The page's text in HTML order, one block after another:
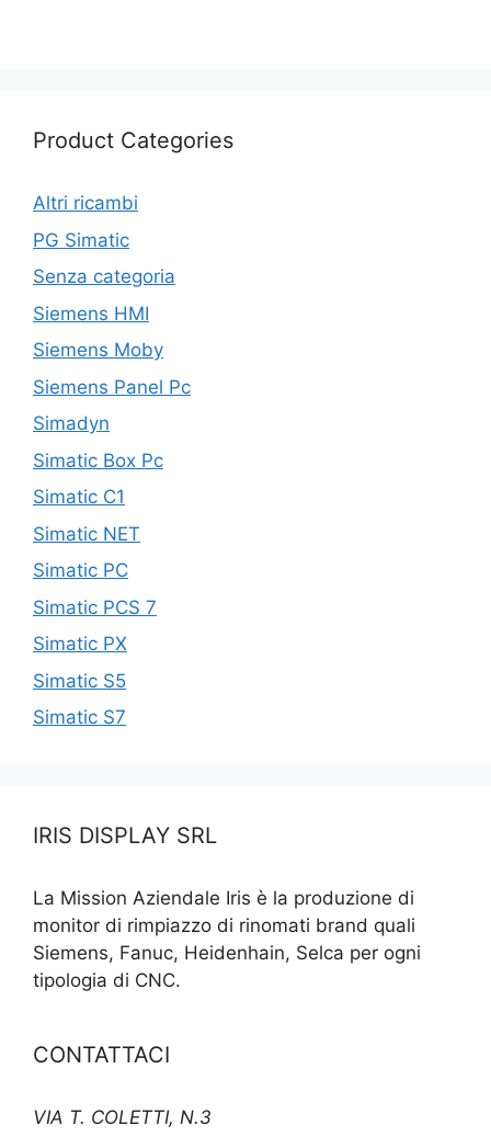
Product Categories
Altri ricambi
PG Simatic
Senza categoria
Siemens HMI
Siemens Moby
Siemens Panel Pc
Simadyn
Simatic Box Pc
Simatic C1
Simatic NET
Simatic PC
Simatic PCS 7
Simatic PX
Simatic S5
Simatic S7
IRIS DISPLAY SRL
La Mission Aziendale Iris è la produzione di
monitor di rimpiazzo di rinomati brand quali
Siemens, Fanuc, Heidenhain, Selca per ogni
tipologia di CNC.
CONTATTACI
VIA T. COLETTI, N.3